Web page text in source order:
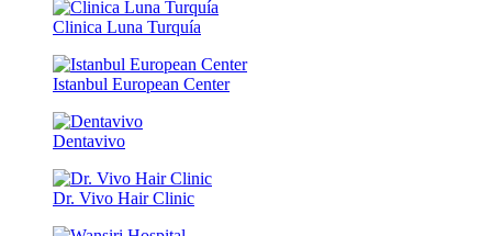
Clinica Luna Turquía
Istanbul European Center
Dentavivo
Dr. Vivo Hair Clinic